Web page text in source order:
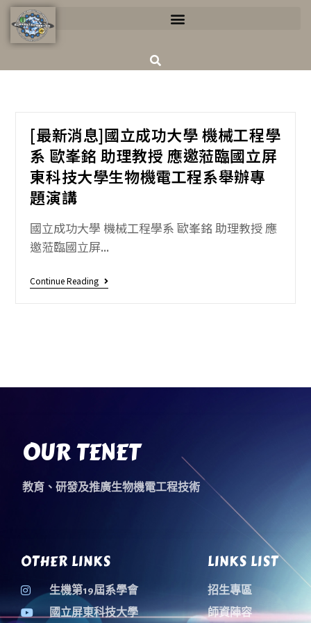
[最新消息]國立成功大學 機械工程學
系 歐峯銘 助理教授 應邀蒞臨國立屏
東科技大學生物機電工程系舉辦專
題演講
國立成功大學 機械工程學系 歐峯銘 助理教授 應
邀蒞臨國立屏...
Continue Reading
LINKS LIST
招生專區
師資陣容
OTHER LINKS
生機第19屆系學會
國立屏東科技大學
OUR TENET
教育、研發及推廣生物機電工程技術